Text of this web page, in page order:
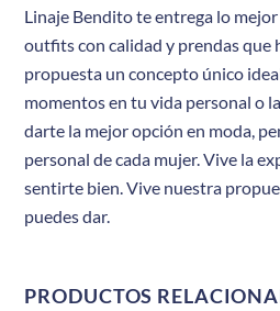
Linaje Bendito te entrega lo mejor
outfits con calidad y prendas que
propuesta un concepto único
momentos en tu vida personal o
darte la mejor opción en moda,
personal de cada mujer. Vive la
sentirte bien. Vive nuestra
puedes dar.
PRODUCTOS